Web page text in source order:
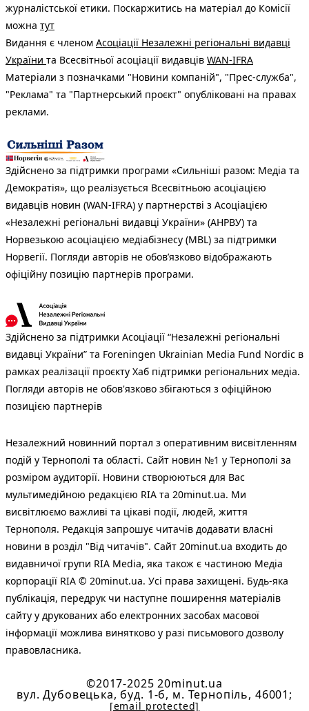
журналістської етики. Поскаржитись на матеріал до Комісії
можна тут
Видання є членом Асоціації Незалежні регіональні видавці
України та Всесвітньої асоціації видавців WAN-IFRA
Матеріали з позначками "Новини компаній", "Прес-служба",
"Реклама" та "Партнерський проєкт" опубліковані на правах
реклами.
Здійснено за підтримки програми «Сильніші разом: Медіа та
Демократія», що реалізується Всесвітньою асоціацією
видавців новин (WAN-IFRA) у партнерстві з Асоціацією
«Незалежні регіональні видавці України» (АНРВУ) та
Норвезькою асоціацією медіабізнесу (MBL) за підтримки
Норвегії. Погляди авторів не обов’язково відображають
офіційну позицію партнерів програми.
Здійснено за підтримки Асоціації “Незалежні регіональні
видавці України” та Foreningen Ukrainian Media Fund Nordic в
рамках реалізації проєкту Хаб підтримки регіональних медіа.
Погляди авторів не обов'язково збігаються з офіційною
позицією партнерів
Незалежний новинний портал з оперативним висвітленням
подій у Тернополі та області. Сайт новин №1 у Тернополі за
розміром аудиторії. Новини створюються для Вас
мультимедійною редакцією RIA та 20minut.ua. Ми
висвітлюємо важливі та цікаві події, людей, життя
Тернополя. Редакція запрошує читачів додавати власні
новини в розділ "Від читачів". Сайт 20minut.ua входить до
видавничої групи RIA Media, яка також є частиною Медіа
корпорації RIA © 20minut.ua. Усі права захищені. Будь-яка
публiкацiя, передрук чи наступне поширення матеріалів
сайту у друкованих або електронних засобах масової
інформації можлива винятково у разі письмового дозволу
правовласника.
©2017-2025 20minut.ua
вул. Дубовецька, буд. 1-б, м. Тернопіль, 46001;
[email protected]